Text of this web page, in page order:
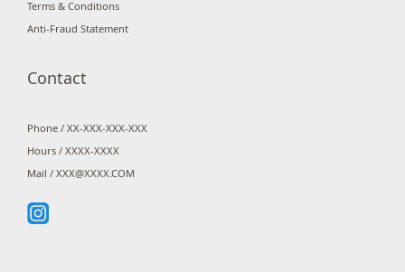
Terms & Conditions
Anti-Fraud Statement
Contact
Phone / XX-XXX-XXX-XXX
Hours / XXXX-XXXX
Mail / XXX@XXXX.COM